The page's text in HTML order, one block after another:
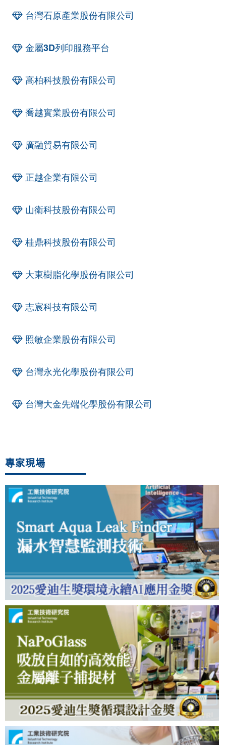
台灣石原產業股份有限公司
金屬3D列印服務平台
高柏科技股份有限公司
喬越實業股份有限公司
廣融貿易有限公司
正越企業有限公司
山衛科技股份有限公司
桂鼎科技股份有限公司
大東樹脂化學股份有限公司
志宸科技有限公司
照敏企業股份有限公司
台灣永光化學股份有限公司
台灣大金先端化學股份有限公司
專家現場